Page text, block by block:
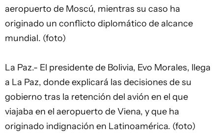
aeropuerto de Moscú, mientras su caso ha
originado un conflicto diplomático de alcance
mundial. (foto)
La Paz.- El presidente de Bolivia, Evo Morales, llega
a La Paz, donde explicará las decisiones de su
gobierno tras la retención del avión en el que
viajaba en el aeropuerto de Viena, y que ha
originado indignación en Latinoamérica. (foto)